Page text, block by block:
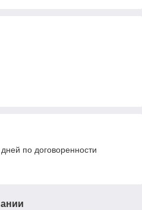
по договоренности